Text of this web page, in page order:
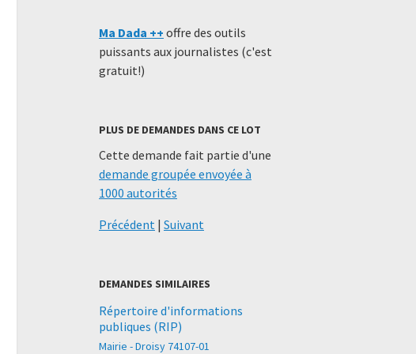
Ma Dada ++ offre des outils
puissants aux journalistes (c'est
gratuit!)
PLUS DE DEMANDES DANS CE LOT
Cette demande fait partie d'une
demande groupée envoyée à
1000 autorités
Précédent | Suivant
DEMANDES SIMILAIRES
Répertoire d'informations
publiques (RIP)
Mairie - Droisy 74107-01